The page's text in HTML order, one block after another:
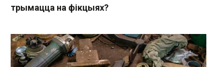
трымацца на фікцыях?